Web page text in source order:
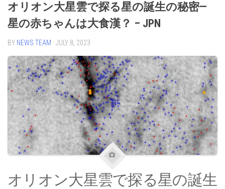
オリオン大星雲で探る星の誕生の秘密—
星の赤ちゃんは大食漢？ – JPN
BY NEWS TEAM · JULY 8, 2023
オリオン大星雲で探る星の誕生